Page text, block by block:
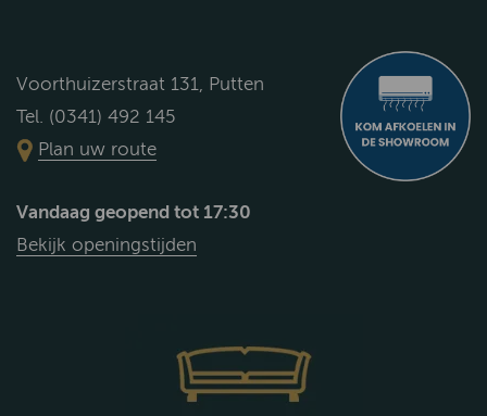
Voorthuizerstraat 131, Putten
Tel. (0341) 492 145
Plan uw route
Vandaag geopend tot 17:30
Bekijk openingstijden